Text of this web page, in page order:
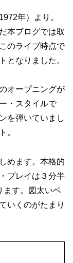
1972年）より。
本ブログでは取
のライブ時点で
となりました。
オープニングが
・スタイルで
を弾いていまし
。
めます。本格的
プレイは３分半
ます。図太いベ
いくのがたまり